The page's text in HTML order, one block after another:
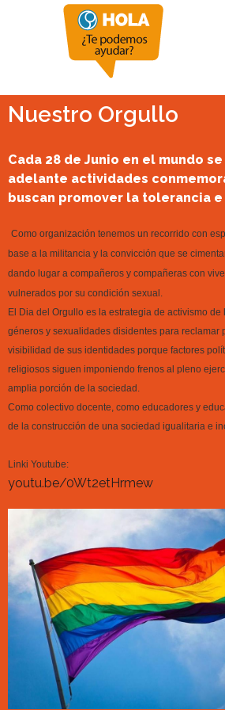
Nuestro Orgullo
Cada 28 de Junio en el mundo
adelante actividades
buscan promover la tolerancia
Como organización tenemos un recorrido con
base a la militancia y la convicción que se
dando lugar a compañeros y compañeras con
vulnerados por su condición sexual.
El Dia del Orgullo es la estrategia de activismo de
géneros y sexualidades disidentes para reclamar
visibilidad de sus identidades porque factores
religiosos siguen imponiendo frenos al pleno
amplia porción de la sociedad.
Como colectivo docente, como educadores y
de la construcción de una sociedad igualitaria e
Linki Youtube:
youtu.be/0Wt2etHrmew